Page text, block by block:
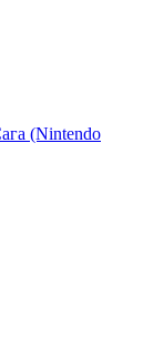
(Nintendo